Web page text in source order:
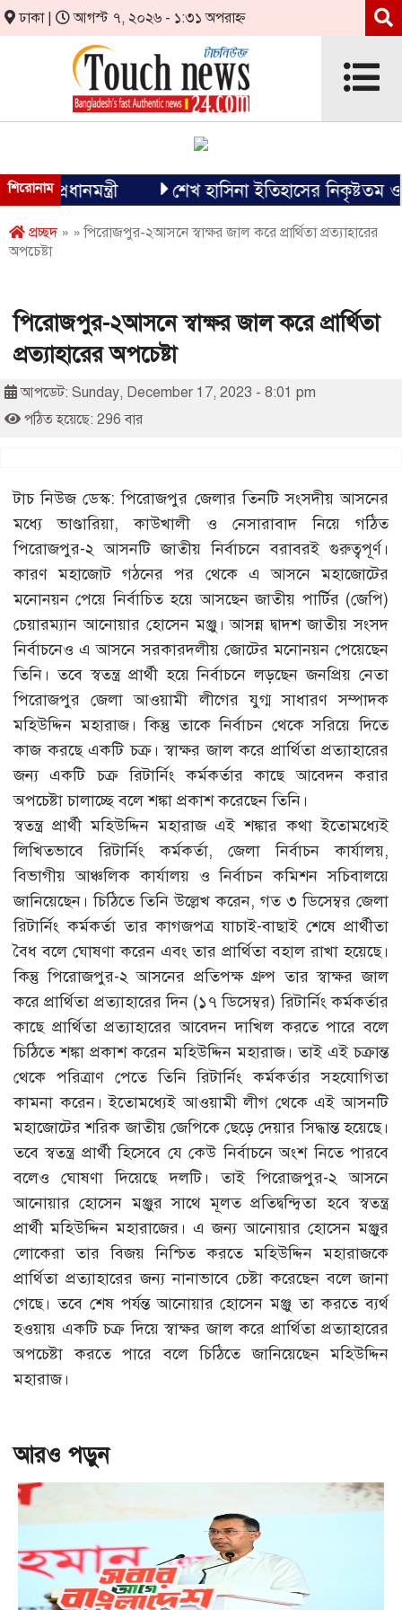
ঢাকা | আগস্ট ৭, ২০২৬ - ১:৩১ অপরাহ্ন
শিরোনাম
প্রধানমন্ত্রী শেখ হাসিনা ইতিহাসের নিকৃষ্টতম ও
প্রচ্ছদ» » পিরোজপুর-২আসনে স্বাক্ষর জাল করে প্রার্থিতা প্রত্যাহারের
অপচেষ্টা
পিরোজপুর-২আসনে স্বাক্ষর জাল করে প্রার্থিতা
প্রত্যাহারের অপচেষ্টা
আপডেট: Sunday, December 17, 2023 - 8:01 pm
পঠিত হয়েছে: 296 বার
টাচ নিউজ ডেস্ক: পিরোজপুর জেলার তিনটি সংসদীয় আসনের
মধ্যে ভাণ্ডারিয়া, কাউখালী ও নেসারাবাদ নিয়ে গঠিত
পিরোজপুর-২ আসনটি জাতীয় নির্বাচনে বরাবরই গুরুত্বপূর্ণ।
কারণ মহাজোট গঠনের পর থেকে এ আসনে মহাজোটের
মনোনয়ন পেয়ে নির্বাচিত হয়ে আসছেন জাতীয় পার্টির (জেপি)
চেয়ারম্যান আনোয়ার হোসেন মঞ্জু। আসন্ন দ্বাদশ জাতীয় সংসদ
নির্বাচনেও এ আসনে সরকারদলীয় জোটের মনোনয়ন পেয়েছেন
তিনি। তবে স্বতন্ত্র প্রার্থী হয়ে নির্বাচনে লড়ছেন জনপ্রিয় নেতা
পিরোজপুর জেলা আওয়ামী লীগের যুগ্ম সাধারণ সম্পাদক
মহিউদ্দিন মহারাজ। কিন্তু তাকে নির্বাচন থেকে সরিয়ে দিতে
কাজ করছে একটি চক্র। স্বাক্ষর জাল করে প্রার্থিতা প্রত্যাহারের
জন্য একটি চক্র রিটার্নিং কর্মকর্তার কাছে আবেদন করার
অপচেষ্টা চালাচ্ছে বলে শঙ্কা প্রকাশ করেছেন তিনি।
স্বতন্ত্র প্রার্থী মহিউদ্দিন মহারাজ এই শঙ্কার কথা ইতোমধ্যেই
লিখিতভাবে রিটার্নিং কর্মকর্তা, জেলা নির্বাচন কার্যালয়,
বিভাগীয় আঞ্চলিক কার্যালয় ও নির্বাচন কমিশন সচিবালয়ে
জানিয়েছেন। চিঠিতে তিনি উল্লেখ করেন, গত ৩ ডিসেম্বর জেলা
রিটার্নিং কর্মকর্তা তার কাগজপত্র যাচাই-বাছাই শেষে প্রার্থীতা
বৈধ বলে ঘোষণা করেন এবং তার প্রার্থিতা বহাল রাখা হয়েছে।
কিন্তু পিরোজপুর-২ আসনের প্রতিপক্ষ গ্রুপ তার স্বাক্ষর জাল
করে প্রার্থিতা প্রত্যাহারের দিন (১৭ ডিসেম্বর) রিটার্নিং কর্মকর্তার
কাছে প্রার্থিতা প্রত্যাহারের আবেদন দাখিল করতে পারে বলে
চিঠিতে শঙ্কা প্রকাশ করেন মহিউদ্দিন মহারাজ। তাই এই চক্রান্ত
থেকে পরিত্রাণ পেতে তিনি রিটার্নিং কর্মকর্তার সহযোগিতা
কামনা করেন। ইতোমধ্যেই আওয়ামী লীগ থেকে এই আসনটি
মহাজোটের শরিক জাতীয় জেপিকে ছেড়ে দেয়ার সিদ্ধান্ত হয়েছে।
তবে স্বতন্ত্র প্রার্থী হিসেবে যে কেউ নির্বাচনে অংশ নিতে পারবে
বলেও ঘোষণা দিয়েছে দলটি। তাই পিরোজপুর-২ আসনে
আনোয়ার হোসেন মঞ্জুর সাথে মূলত প্রতিদ্বন্দ্বিতা হবে স্বতন্ত্র
প্রার্থী মহিউদ্দিন মহারাজের। এ জন্য আনোয়ার হোসেন মঞ্জুর
লোকেরা তার বিজয় নিশ্চিত করতে মহিউদ্দিন মহারাজকে
প্রার্থিতা প্রত্যাহারের জন্য নানাভাবে চেষ্টা করেছেন বলে জানা
গেছে। তবে শেষ পর্যন্ত আনোয়ার হোসেন মঞ্জু তা করতে ব্যর্থ
হওয়ায় একটি চক্র দিয়ে স্বাক্ষর জাল করে প্রার্থিতা প্রত্যাহারের
অপচেষ্টা করতে পারে বলে চিঠিতে জানিয়েছেন মহিউদ্দিন
মহারাজ।
আরও পড়ুন